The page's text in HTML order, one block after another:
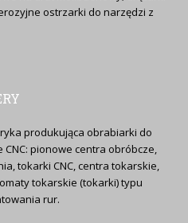
ostrzarki do narzędzi z
produkująca obrabiarki do
pionowe centra obróbcze,
tokarki CNC, centra tokarskie,
tokarskie (tokarki) typu
rur.